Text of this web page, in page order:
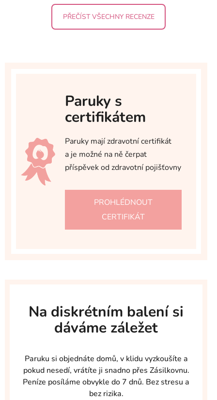
PŘEČÍST VŠECHNY RECENZE
Paruky s
certifikátem
Paruky mají zdravotní certifikát
a je možné na ně čerpat
příspěvek od zdravotní pojišťovny
PROHLÉDNOUT
CERTIFIKÁT
Na diskrétním balení si
dáváme záležet
Paruku si objednáte domů, v klidu vyzkoušíte a
pokud nesedí, vrátíte ji snadno přes Zásilkovnu.
Peníze posíláme obvykle do 7 dnů. Bez stresu a
bez rizika.